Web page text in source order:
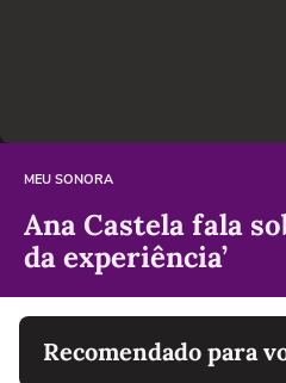
MEU SONORA
Ana Castela fala
da experiência’
Recomendado para